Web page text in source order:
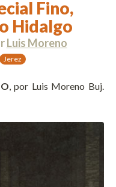
Fino,
Hidalgo
Luis Moreno
Jerez
, por Luis Moreno Buj.